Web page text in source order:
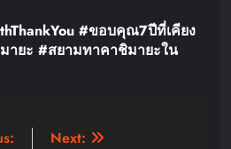
#ขอบคุณ7ปีที่เคียง
ายะ #สยามทาคาชิมายะใน
Next: